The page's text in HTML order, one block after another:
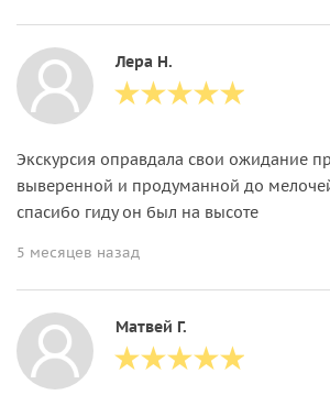
Лера Н.
Экскурсия оправдала свои ожидание
выверенной и продуманной до
спасибо гиду он был на высоте
5 месяцев назад
Матвей Г.